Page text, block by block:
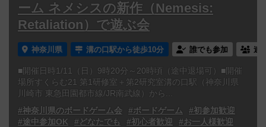
ーム ネメシスの新作（Nemesis:
Retaliation）で遊ぶ会
神奈川県 溝の口駅から徒歩10分 誰でも参加 連
■開催日時1/11（日）9時20分～20時頃（途中退場可）■開催
場所すくらむ21 第1研修室＋第2研究室溝の口駅（神奈川県
川崎市 東急田園都市線/JR南武線）から...
#神奈川県のボードゲーム会
#ボードゲーム
#初参加歓迎
#途中参加OK
#どなたでも #初心者歓迎
#お一人様歓迎